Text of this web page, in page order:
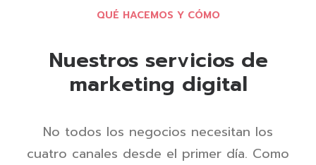
QUÉ HACEMOS Y CÓMO
Nuestros servicios de
marketing digital
No todos los negocios necesitan los
cuatro canales desde el primer día. Como